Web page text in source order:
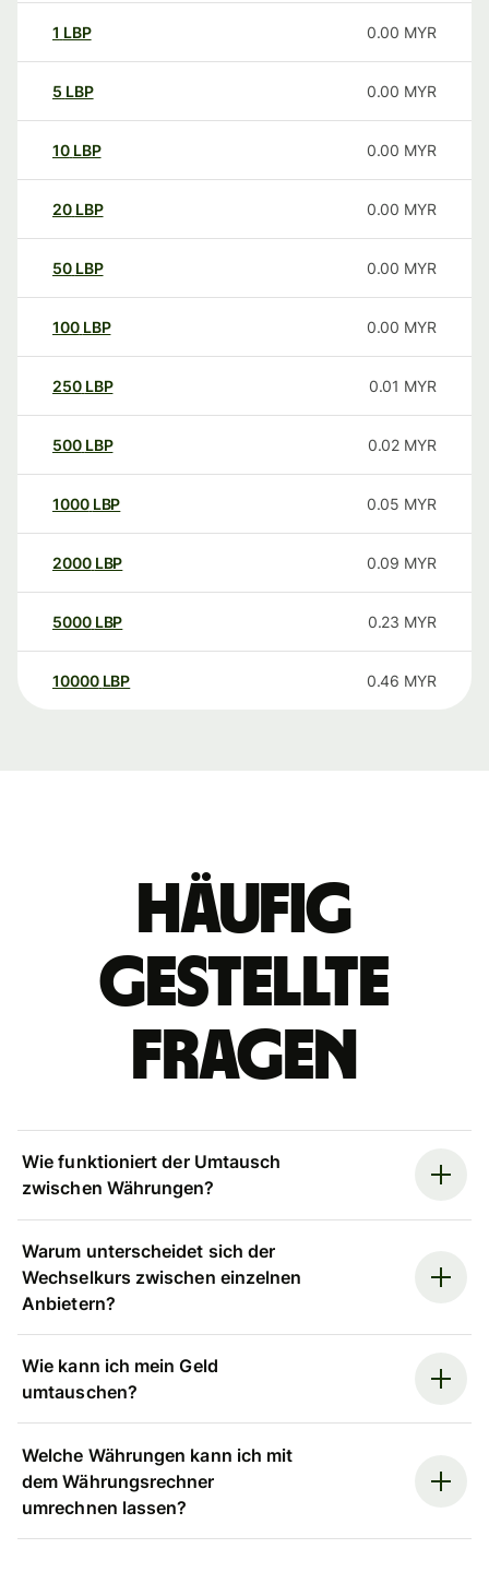
1 LBP 0.00 MYR
5 LBP 0.00 MYR
10 LBP 0.00 MYR
20 LBP 0.00 MYR
50 LBP 0.00 MYR
100 LBP 0.00 MYR
250 LBP 0.01 MYR
500 LBP 0.02 MYR
1000 LBP 0.05 MYR
2000 LBP 0.09 MYR
5000 LBP 0.23 MYR
10000 LBP 0.46 MYR
Häufig
gestellte
Fragen
Wie funktioniert der Umtausch
zwischen Währungen?
Warum unterscheidet sich der
Wechselkurs zwischen einzelnen
Anbietern?
Wie kann ich mein Geld
umtauschen?
Welche Währungen kann ich mit
dem Währungsrechner
umrechnen lassen?